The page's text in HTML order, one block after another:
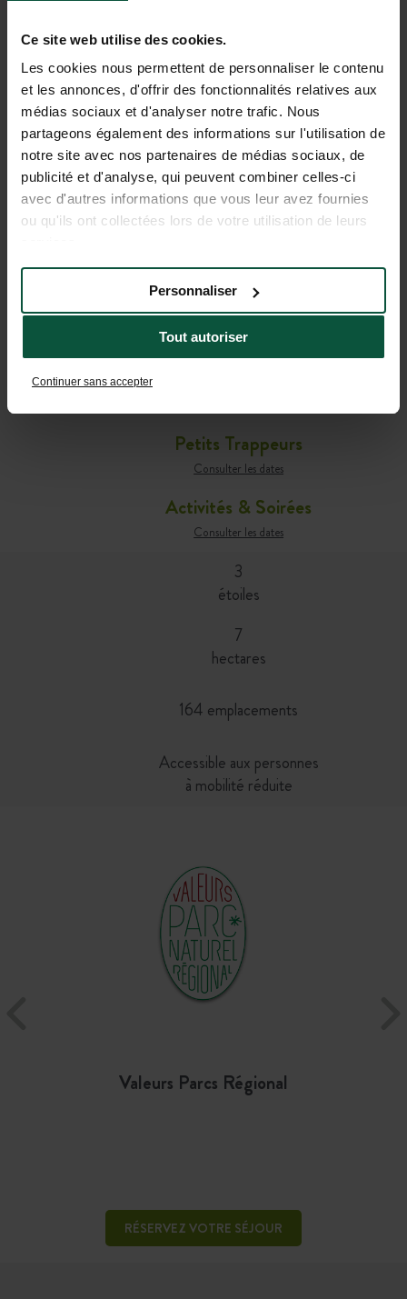
Ce site web utilise des cookies.
Les cookies nous permettent de personnaliser le contenu
et les annonces, d'offrir des fonctionnalités relatives aux
médias sociaux et d'analyser notre trafic. Nous
partageons également des informations sur l'utilisation de
notre site avec nos partenaires de médias sociaux, de
publicité et d'analyse, qui peuvent combiner celles-ci
avec d'autres informations que vous leur avez fournies
ou qu'ils ont collectées lors de votre utilisation de leurs
Tout autoriser
Personnaliser
Continuer sans accepter
TOUTES LES INFORMATIONS
UTILES POUR PRÉPARER
VOTRE SÉJOUR
Café-comptoir
Consulter les dates
Service Petit-déjeuner
Consulter les dates
Piscine extérieure et pataugeoire
Petits Trappeurs
Consulter les dates
Activités & Soirées
Consulter les dates
3
étoiles
7
hectares
164 emplacements
Accessible aux personnes
à mobilité réduite
Valeurs Parcs Régional
RÉSERVEZ VOTRE SÉJOUR